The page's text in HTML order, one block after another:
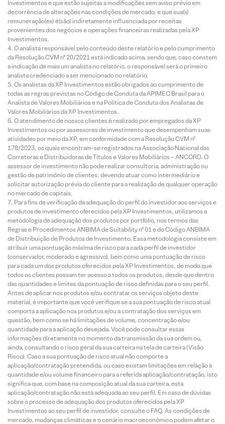
Investimentos e que estão sujeitas a modificações sem aviso prévio em
decorrência de alterações nas condições de mercado, e que sua(s)
remuneração(es) é(são) indiretamente influenciada por receitas
provenientes dos negócios e operações financeiras realizadas pela XP
Investimentos.
O analista responsável pelo conteúdo deste relatório e pelo cumprimento
da Resolução CVM nº 20/2021 está indicado acima, sendo que, caso constem
a indicação de mais um analista no relatório, o responsável será o primeiro
analista credenciado a ser mencionado no relatório.
Os analistas da XP Investimentos estão obrigados ao cumprimento de
todas as regras previstas no Código de Conduta da APIMEC Brasil para o
Analista de Valores Mobiliários e na Política de Conduta dos Analistas de
Valores Mobiliários da XP Investimentos.
O atendimento de nossos clientes é realizado por empregados da XP
Investimentos ou por assessores de investimento que desempenham suas
atividades por meio da XP, em conformidade com a Resolução CVM nº
178/2023, os quais encontram-se registrados na Associação Nacional das
Corretoras e Distribuidoras de Títulos e Valores Mobiliários – ANCORD. O
assessor de investimento não pode realizar consultoria, administração ou
gestão de patrimônio de clientes, devendo atuar como intermediário e
solicitar autorização prévia do cliente para a realização de qualquer operação
no mercado de capitais.
Para fins de verificação da adequação do perfil do investidor aos serviços e
produtos de investimento oferecidos pela XP Investimentos, utilizamos a
metodologia de adequação dos produtos por portfólio, nos termos das
Regras e Procedimentos ANBIMA de Suitability nº 01 e do Código ANBIMA
de Distribuição de Produtos de Investimento. Essa metodologia consiste em
atribuir uma pontuação máxima de risco para cada perfil de investidor
(conservador, moderado e agressivo), bem como uma pontuação de risco
para cada um dos produtos oferecidos pela XP Investimentos, de modo que
todos os clientes possam ter acesso a todos os produtos, desde que dentro
das quantidades e limites da pontuação de risco definidas para o seu perfil.
Antes de aplicar nos produtos e/ou contratar os serviços objeto deste
material, é importante que você verifique se a sua pontuação de risco atual
comporta a aplicação nos produtos e/ou a contratação dos serviços em
questão, bem como se há limitações de volume, concentração e/ou
quantidade para a aplicação desejada. Você pode consultar essas
informações diretamente no momento da transmissão da sua ordem ou,
ainda, consultando o risco geral da sua carteira na tela de carteira (Visão
Risco). Caso a sua pontuação de risco atual não comporte a
aplicação/contratação pretendida, ou caso existam limitações em relação à
quantidade e/ou volume financeiro para a referida aplicação/contratação, isto
significa que, com base na composição atual da sua carteira, esta
aplicação/contratação não está adequada ao seu perfil. Em caso de dúvidas
sobre o processo de adequação dos produtos oferecidos pela XP
Investimentos ao seu perfil de investidor, consulte o FAQ. As condições de
mercado, mudanças climáticas e o cenário macroeconômico podem afetar o